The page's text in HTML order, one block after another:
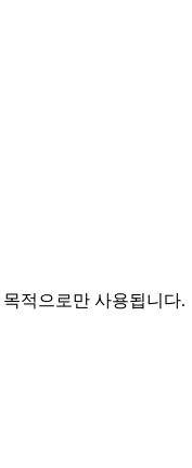
적으로만 사용됩니다.